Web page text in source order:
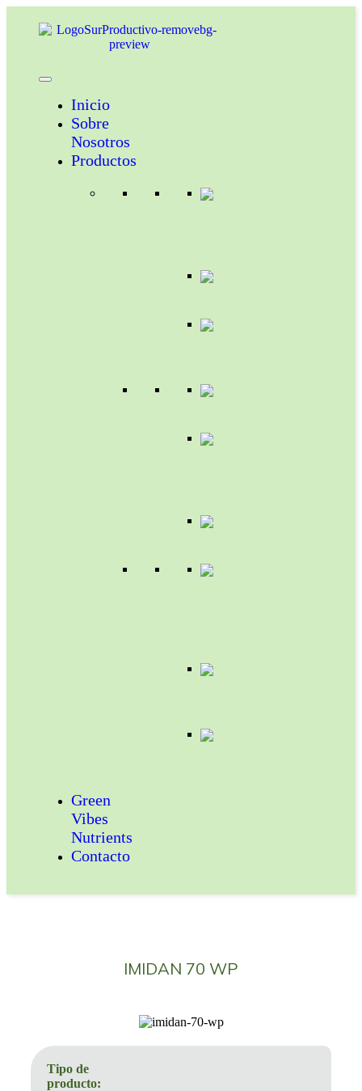
Inicio
Sobre
Nosotros
Productos
Green
Vibes
Nutrients
Contacto
IMIDAN 70 WP
Tipo de
producto: